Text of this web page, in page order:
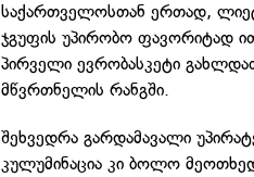
საქართველოსთან ერთად,
ჯგუფის უპირობო ფავორიტად
პირველი ევრობასკეტი
მწვრთნელის რანგში.
შეხვედრა გარდამავალი
კულუმინაცია კი ბოლო